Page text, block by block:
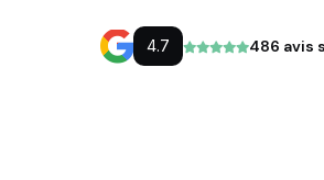
4.7 486 avis